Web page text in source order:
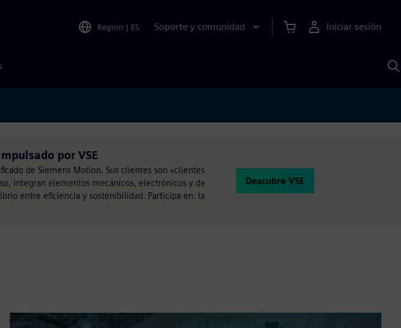
Region | ES Soporte y comunidad Iniciar sesión
por VSE
de Siemens Motion. Sus clientes son «clientes
integran elementos mecánicos, electrónicos y de
entre eficiencia y sostenibilidad. Participa en: la
Descubre VSE